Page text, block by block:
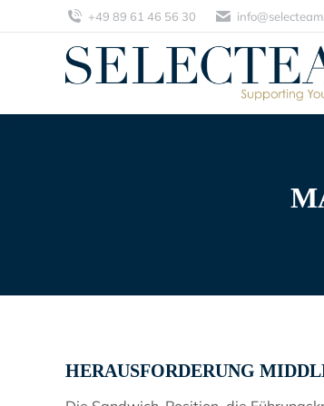
+49 89 61 46 56 30
HERAUSFORDERUNG